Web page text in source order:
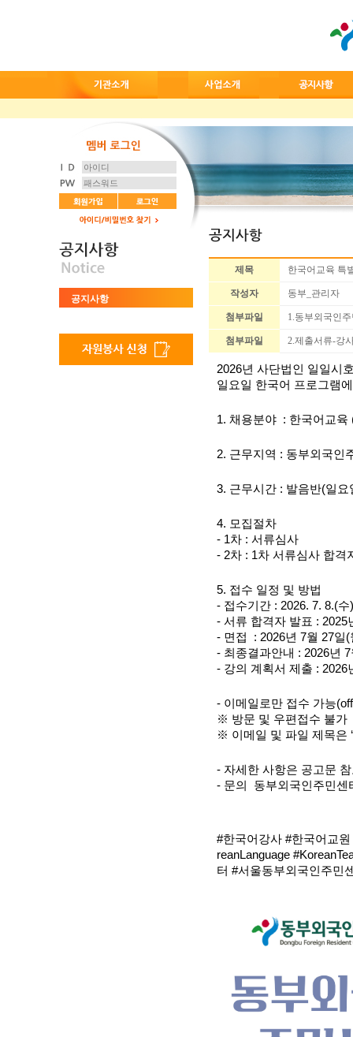
공지사항
제목 한국어교육 특
작성자 동부_관리자
첨부파일 1.동부외국인
첨부파일 2.제출서류-강
2026년 사단법인 일일시
일요일 한국어 프로그램
1. 채용분야  : 한국어교육
2. 근무지역 : 동부외국인
3. 근무시간 : 발음반(일요
4. 모집절차
- 1차 : 서류심사
- 2차 : 1차 서류심사 합격
5. 접수 일정 및 방법
- 접수기간 : 2026. 7. 8.(
- 서류 합격자 발표 : 2025
- 면접  : 2026년 7월 27
- 최종결과안내 : 2026년
- 강의 계획서 제출 : 2026
- 이메일로만 접수 가능
※ 방문 및 우편접수 불가
※ 이메일 및 파일 제목은
- 자세한 사항은 공고문
- 문의  동부외국인주민
#한국어강사 #한국어교
reanLanguage
터 #서울동부외국인주민